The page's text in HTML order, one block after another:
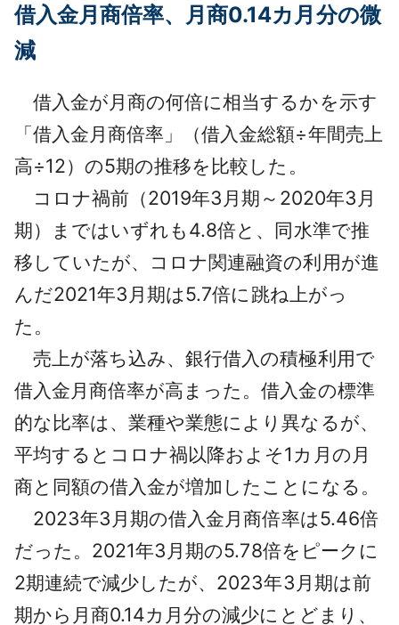
借入金月商倍率、月商0.14カ月分の微
減
借入金が月商の何倍に相当するかを示す
「借入金月商倍率」（借入金総額÷年間売上
高÷12）の5期の推移を比較した。
コロナ禍前（2019年3月期～2020年3月
期）まではいずれも4.8倍と、同水準で推
移していたが、コロナ関連融資の利用が進
んだ2021年3月期は5.7倍に跳ね上がっ
た。
売上が落ち込み、銀行借入の積極利用で
借入金月商倍率が高まった。借入金の標準
的な比率は、業種や業態により異なるが、
平均するとコロナ禍以降およそ1カ月の月
商と同額の借入金が増加したことになる。
2023年3月期の借入金月商倍率は5.46倍
だった。2021年3月期の5.78倍をピークに
2期連続で減少したが、2023年3月期は前
期から月商0.14カ月分の減少にとどまり、